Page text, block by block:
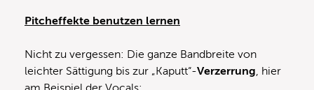
Pitcheffekte benutzen lernen
Nicht zu vergessen: Die ganze Bandbreite von
leichter Sättigung bis zur „Kaputt“-Verzerrung, hier